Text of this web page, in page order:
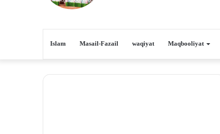
Islam Masail-Fazail waqiyat Maqbooliyat